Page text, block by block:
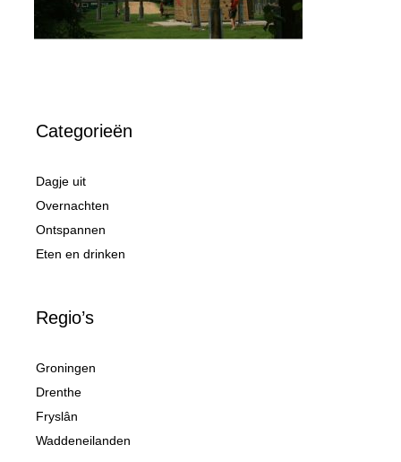
Categorieën
Dagje uit
Overnachten
Ontspannen
Eten en drinken
Regio’s
Groningen
Drenthe
Fryslân
Waddeneilanden